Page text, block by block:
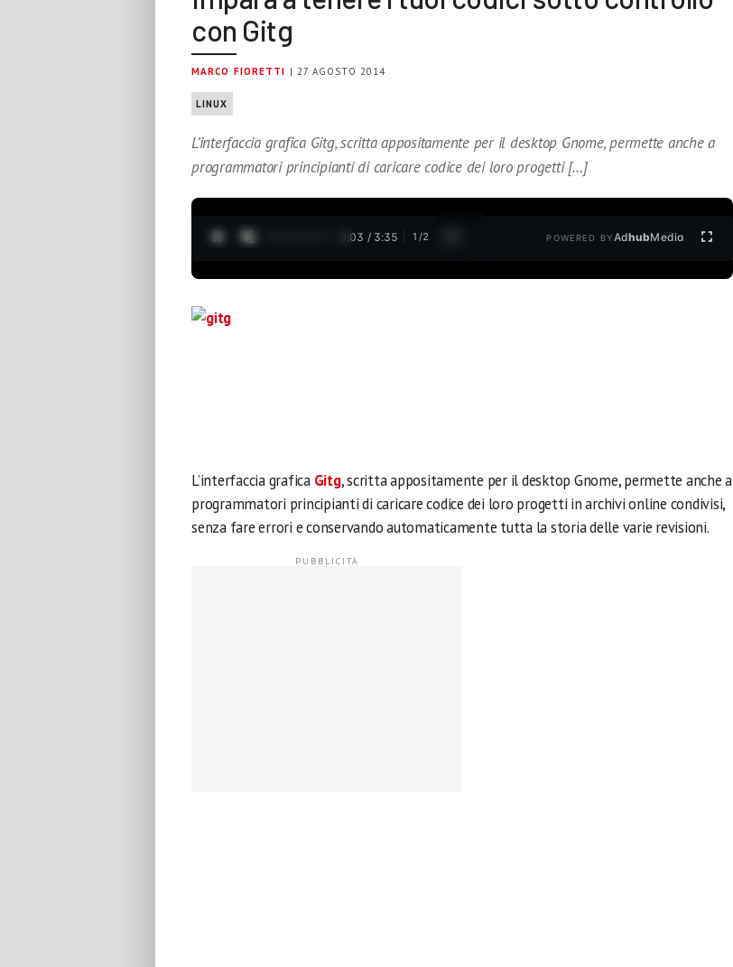
con Gitg
MARCO FIORETTI | 27 AGOSTO 2014
LINUX
L’interfaccia grafica Gitg, scritta appositamente per il desktop Gnome, permette anche a
programmatori principianti di caricare codice dei loro progetti […]
0:04 / 3:35 1 /2 POWERED BYAdhubMedia
L’interfaccia grafica Gitg, scritta appositamente per il desktop Gnome, permette anche a
programmatori principianti di caricare codice dei loro progetti in archivi online condivisi,
senza fare errori e conservando automaticamente tutta la storia delle varie revisioni.